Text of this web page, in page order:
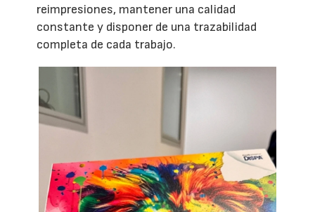
reimpresiones, mantener una calidad
constante y disponer de una trazabilidad
completa de cada trabajo.